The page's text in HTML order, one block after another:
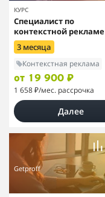
КУРС
Специалист по
контекстной рекламе
3 месяца
Контекстная реклама
от 19 900 ₽
1 658 ₽/мес. рассрочка
Далее
Getproff